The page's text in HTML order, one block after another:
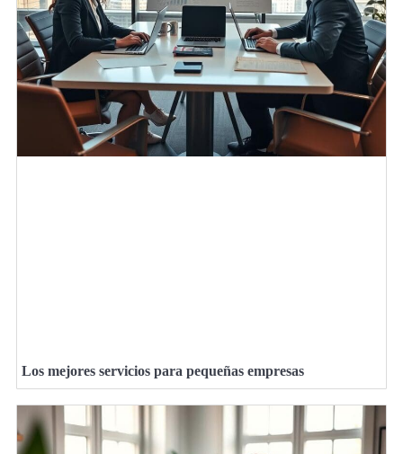
Los mejores servicios para pequeñas empresas